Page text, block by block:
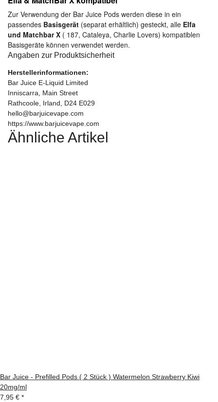
Zur Verwendung der Bar Juice Pods werden diese in ein
passendes Basisgerät (separat erhältlich) gesteckt, alle Elfa
und Matchbar X ( 187, Cataleya, Charlie Lovers) kompatiblen
Basisgeräte können verwendet werden.
Angaben zur Produktsicherheit
Herstellerinformationen:
Bar Juice E-Liquid Limited
Inniscarra, Main Street
Rathcoole, Irland, D24 E029
hello@barjuicevape.com
https://www.barjuicevape.com
Ähnliche Artikel
Bar Juice - Prefilled Pods ( 2 Stück ) Watermelon Strawberry Kiwi
20mg/ml
7,95 € *